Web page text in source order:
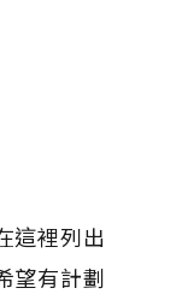
這裡列出
望有計劃